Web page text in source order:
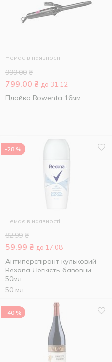
Немає в наявності
999.00 ₴
799.00 ₴ до 31.12
Плойка Rowenta 16мм
-28 %
Немає в наявності
82.99 ₴
59.99 ₴ до 17.08
Антиперспірант кульковий
Rexona Легкість бавовни
50мл
50 мл
-40 %